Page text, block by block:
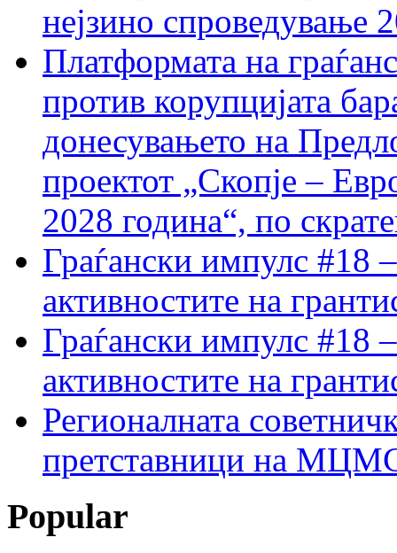
нејзино спроведување
Платформата на
против корупцијата
донесувањето на
проектот „Скопје –
2028 година“, по
Граѓански импулс #18
активностите на
Граѓански импулс #18
активностите на
Регионалната
претставници на МЦМС
Popular